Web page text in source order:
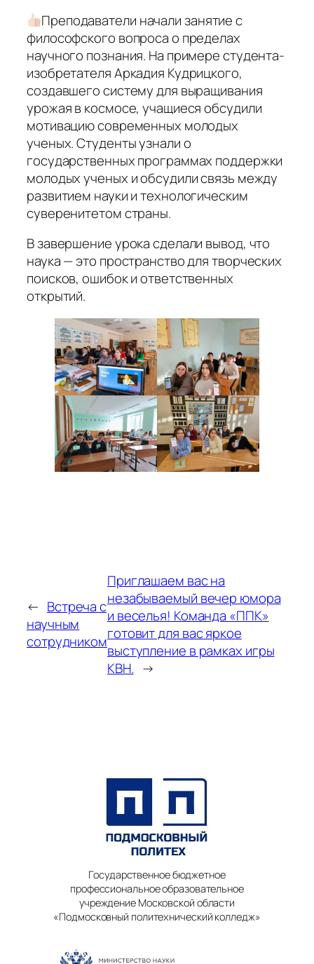
Преподаватели начали занятие с
философского вопроса о пределах
научного познания. На примере студента-
изобретателя Аркадия Кудрицкого,
создавшего систему для выращивания
урожая в космосе, учащиеся обсудили
мотивацию современных молодых
ученых. Студенты узнали о
государственных программах поддержки
молодых ученых и обсудили связь между
развитием науки и технологическим
суверенитетом страны.
В завершение урока сделали вывод, что
наука — это пространство для творческих
поисков, ошибок и ответственных
открытий.
← Встреча с
научным
сотрудником
Приглашаем вас на
незабываемый вечер юмора
и веселья! Команда «ППК»
готовит для вас яркое
выступление в рамках игры
КВН. →
Государственное бюджетное
профессиональное образовательное
учреждение Московской области
«Подмосковный политехнический колледж»